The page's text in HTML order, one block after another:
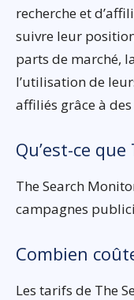
recherche et
suivre leur
parts de marché,
l’utilisation de
affiliés grâce à
Qu’est-ce
The Search
campagnes
Combien
Les tarifs de The